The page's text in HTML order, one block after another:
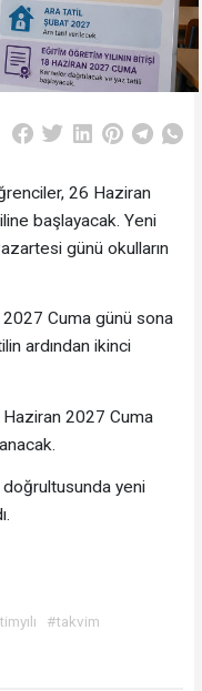
26 Haziran
başlayacak. Yeni
günü okulların
Cuma günü sona
ardından ikinci
2027 Cuma
yeni
#takvim